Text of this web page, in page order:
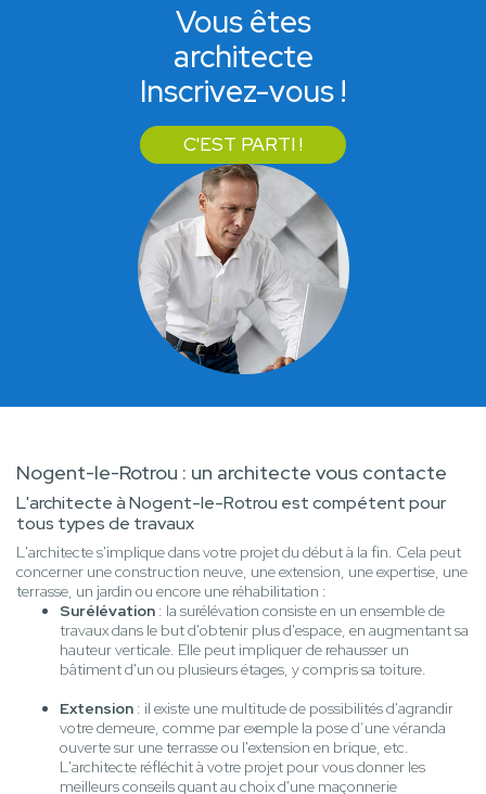
Vous êtes
architecte
Inscrivez-vous !
C'EST PARTI !
Nogent-le-Rotrou : un architecte vous contacte
L'architecte à Nogent-le-Rotrou est compétent pour
tous types de travaux
L'architecte s'implique dans votre projet du début à la fin. Cela peut
concerner une construction neuve, une extension, une expertise, une
terrasse, un jardin ou encore une réhabilitation :
Surélévation : la surélévation consiste en un ensemble de
travaux dans le but d'obtenir plus d'espace, en augmentant sa
hauteur verticale. Elle peut impliquer de rehausser un
bâtiment d'un ou plusieurs étages, y compris sa toiture.
Extension : il existe une multitude de possibilités d'agrandir
votre demeure, comme par exemple la pose d’une véranda
ouverte sur une terrasse ou l'extension en brique, etc.
L'architecte réfléchit à votre projet pour vous donner les
meilleurs conseils quant au choix d'une maçonnerie